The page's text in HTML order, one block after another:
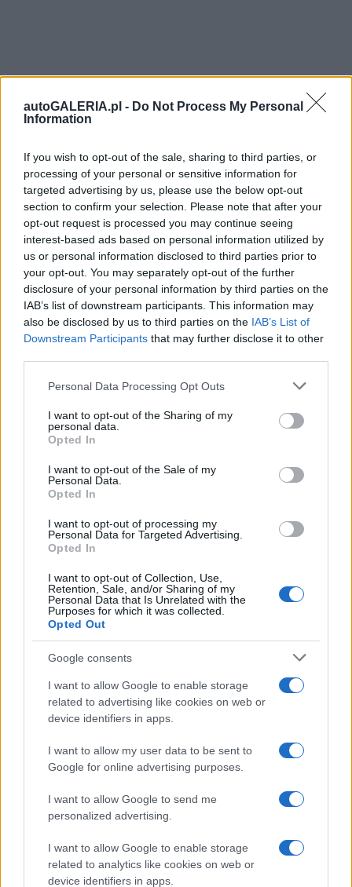
autoGALERIA.pl - Do Not Process My Personal
Information
If you wish to opt-out of the sale, sharing to third parties, or
processing of your personal or sensitive information for
targeted advertising by us, please use the below opt-out
section to confirm your selection. Please note that after your
opt-out request is processed you may continue seeing
interest-based ads based on personal information utilized by
us or personal information disclosed to third parties prior to
your opt-out. You may separately opt-out of the further
disclosure of your personal information by third parties on the
IAB’s list of downstream participants. This information may
also be disclosed by us to third parties on the IAB’s List of
Downstream Participants that may further disclose it to other
Please note that this website/app uses one or more Google
not limited to your visit or usage behaviour. You may click to
grant or deny consent to Google and its third-party tags to
use your data for below specified purposes in below Google
consent section.
Personal Data Processing Opt Outs
I want to opt-out of the Sharing of my
personal data.
Opted In
I want to opt-out of the Sale of my
Personal Data.
Opted In
I want to opt-out of processing my
Personal Data for Targeted Advertising.
Opted In
I want to opt-out of Collection, Use,
Retention, Sale, and/or Sharing of my
Personal Data that Is Unrelated with the
Purposes for which it was collected.
Opted Out
Google consents
I want to allow Google to enable storage
related to advertising like cookies on web or
device identifiers in apps.
I want to allow my user data to be sent to
Google for online advertising purposes.
I want to allow Google to send me
personalized advertising.
I want to allow Google to enable storage
related to analytics like cookies on web or
device identifiers in apps.